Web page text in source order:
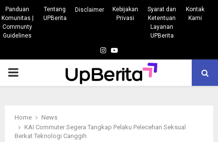
Panduan
Komunitas |
Communty
Guidelines
Tentang
UPBerita
Disclaimer
Kebijakan
Privasi
Syarat dan
Ketentuan
Layanan
UPBerita
Kontak
Kami
Instagram
Youtube
PRIMARY
Home
News
KAI Commuter Segera Tangkap Pelaku Pelecehan Seksual
Berkat Teknologi Canggih